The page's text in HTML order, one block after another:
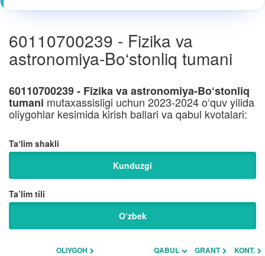
60110700239 - Fizika va
astronomiya-Bo‘stonliq tumani
60110700239 - Fizika va astronomiya-Bo‘stonliq
tumani mutaxassisligi uchun 2023-2024 o‘quv yilida
oliygohlar kesimida kirish ballari va qabul kvotalari:
Taʼlim shakli
Kunduzgi
Ta’lim tili
O‘zbek
OLIYGOH QABUL GRANT KONT.